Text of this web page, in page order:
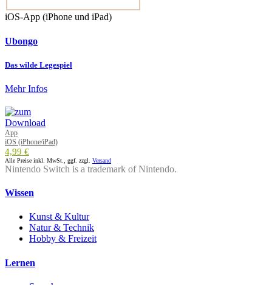
iOS-App (iPhone und iPad)
Ubongo
Das wilde Legespiel
Mehr Infos
App
iOS (iPhone/iPad)
4,99 €
Alle Preise inkl. MwSt., ggf. zzgl. Versand
Nintendo Switch is a trademark of Nintendo.
Wissen
Kunst & Kultur
Natur & Technik
Hobby & Freizeit
Lernen